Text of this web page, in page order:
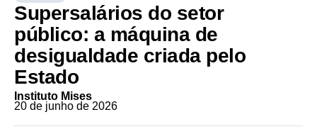
Supersalários do setor
público: a máquina de
desigualdade criada pelo
Estado
Instituto Mises
20 de junho de 2026